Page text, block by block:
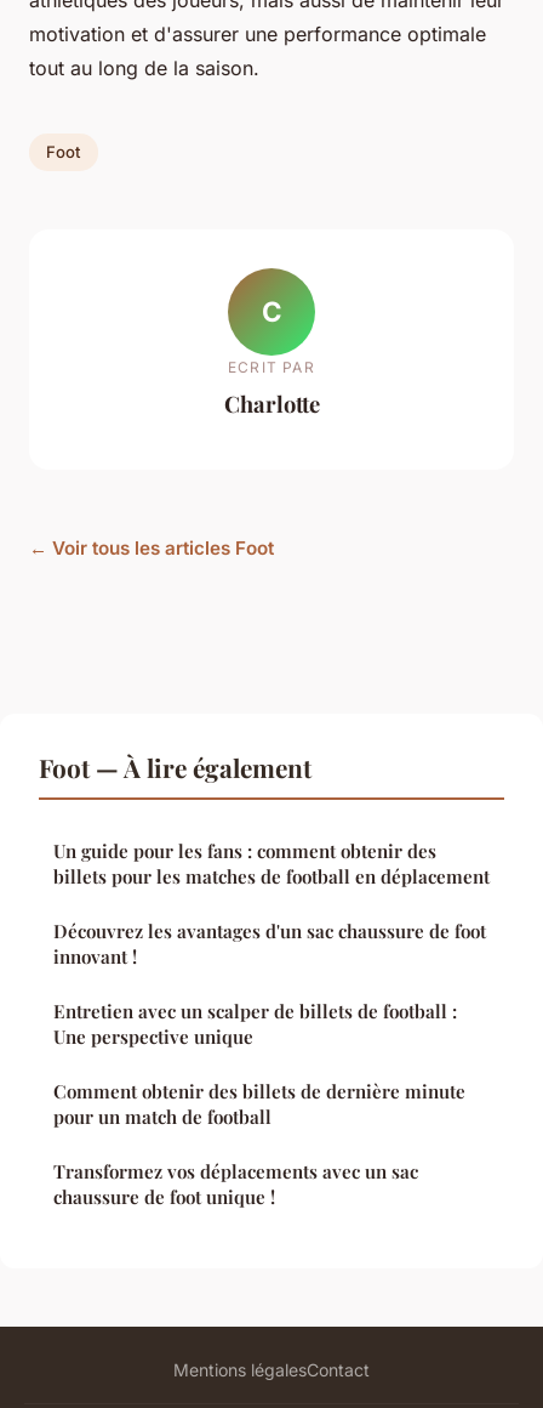
motivation et d'assurer une performance optimale
tout au long de la saison.
Foot
C
ECRIT PAR
Charlotte
← Voir tous les articles Foot
Foot — À lire également
Un guide pour les fans : comment obtenir des
billets pour les matches de football en déplacement
Découvrez les avantages d'un sac chaussure de foot
innovant !
Entretien avec un scalper de billets de football :
Une perspective unique
Comment obtenir des billets de dernière minute
pour un match de football
Transformez vos déplacements avec un sac
chaussure de foot unique !
Mentions légalesContact